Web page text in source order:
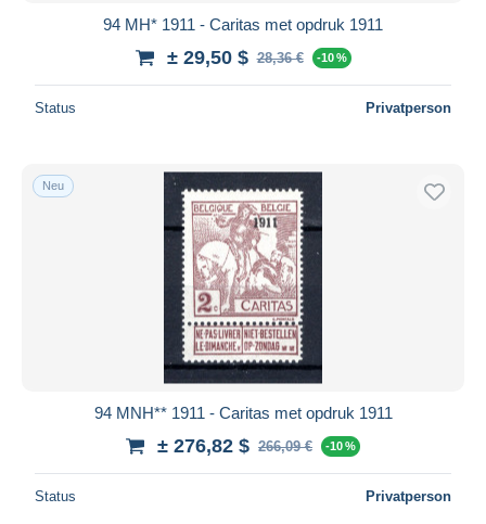
94 MH* 1911 - Caritas met opdruk 1911
± 29,50 $ 28,36 € -10 %
Status Privatperson
Neu
94 MNH** 1911 - Caritas met opdruk 1911
± 276,82 $ 266,09 € -10 %
Status Privatperson